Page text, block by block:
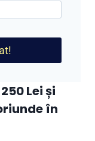
Lei și
în